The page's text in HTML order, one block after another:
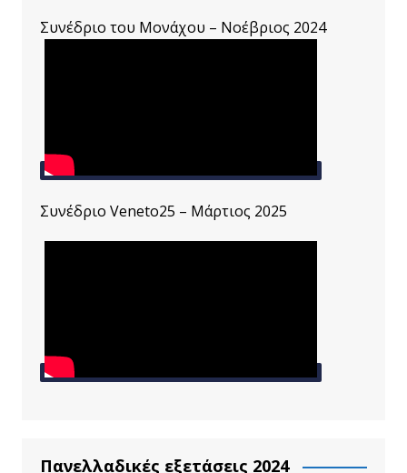
Συνέδριο του Μονάχου – Νοέβριος 2024
Συνέδριο Veneto25 – Μάρτιος 2025
Πανελλαδικές εξετάσεις 2024